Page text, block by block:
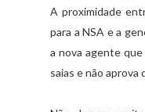
A proximidade
para a NSA e a
a nova agente
saias e não